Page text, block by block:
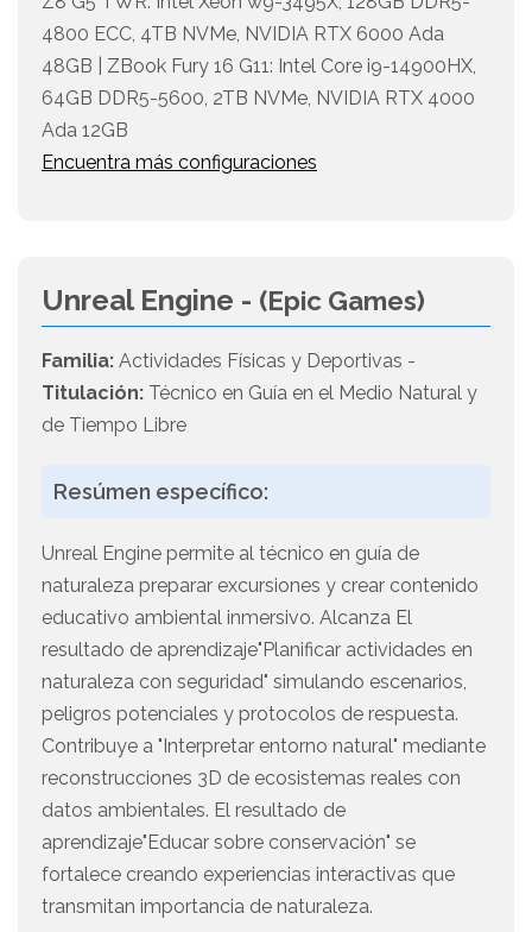
4800 ECC, 4TB NVMe, NVIDIA RTX 6000 Ada
48GB | ZBook Fury 16 G11: Intel Core i9-14900HX,
64GB DDR5-5600, 2TB NVMe, NVIDIA RTX 4000
Ada 12GB
Encuentra más configuraciones
Unreal Engine - (Epic Games)
Familia: Actividades Físicas y Deportivas -
Titulación: Técnico en Guía en el Medio Natural y
de Tiempo Libre
Resúmen específico:
Unreal Engine permite al técnico en guía de
naturaleza preparar excursiones y crear contenido
educativo ambiental inmersivo. Alcanza El
resultado de aprendizaje"Planificar actividades en
naturaleza con seguridad" simulando escenarios,
peligros potenciales y protocolos de respuesta.
Contribuye a "Interpretar entorno natural" mediante
reconstrucciones 3D de ecosistemas reales con
datos ambientales. El resultado de
aprendizaje"Educar sobre conservación" se
fortalece creando experiencias interactivas que
transmitan importancia de naturaleza.